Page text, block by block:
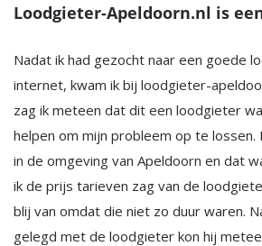
Loodgieter-Apeldoorn.nl is
Nadat ik had gezocht naar een goede
internet, kwam ik bij loodgieter-
zag ik meteen dat dit een loodgieter
helpen om mijn probleem op te lossen.
in de omgeving van Apeldoorn en dat
ik de prijs tarieven zag van de
blij van omdat die niet zo duur waren.
gelegd met de loodgieter kon hij